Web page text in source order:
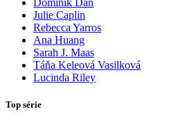
Julie Caplin
Rebecca Yarros
Ana Huang
Sarah J. Maas
Táňa Keleová Vasilková
Lucinda Riley
Top série